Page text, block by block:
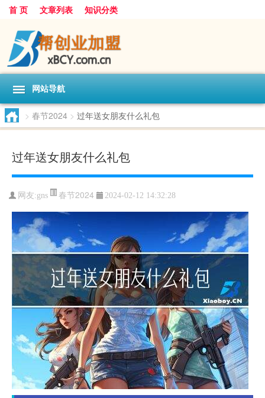
首 页 文章列表 知识分类
网站导航
> 春节2024 > 过年送女朋友什么礼包
过年送女朋友什么礼包
网友:gns 春节2024 2024-02-12 14:32:28